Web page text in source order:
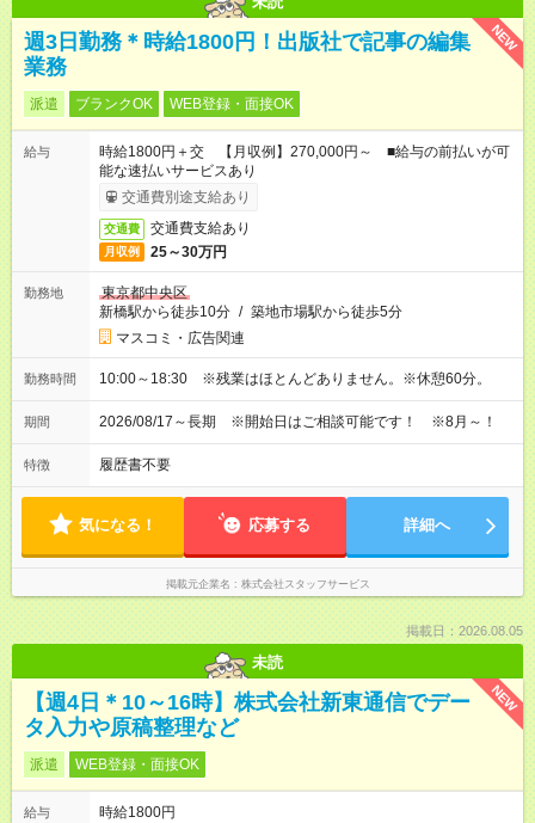
NEW
週3日勤務＊時給1800円！出版社で記事の編集
業務
派遣 ブランクOK WEB登録・面接OK
給与
時給1800円＋交 【月収例】270,000円～ ■給与の前払いが可
能な速払いサービスあり
交通費別途支給あり
交通費 交通費支給あり
月収例 25～30万円
勤務地
東京都中央区
新橋駅から徒歩10分 / 築地市場駅から徒歩5分
マスコミ・広告関連
勤務時間 10:00～18:30 ※残業はほとんどありません。※休憩60分。
期間 2026/08/17～長期 ※開始日はご相談可能です！ ※8月～！
特徴 履歴書不要
気になる！ 応募する 詳細へ
掲載元企業名 株式会社スタッフサービス
掲載日：2026.08.05
未読
NEW
【週4日＊10～16時】株式会社新東通信でデー
タ入力や原稿整理など
派遣 WEB登録・面接OK
給与
時給1800円